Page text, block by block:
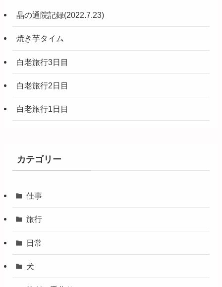
晶の通院記録(2022.7.23)
焼き芋タイム
白老旅行3日目
白老旅行2日目
白老旅行1日目
カテゴリー
仕事
旅行
日常
犬